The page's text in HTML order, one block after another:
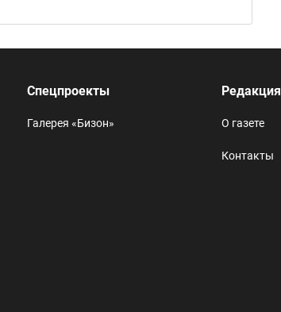
Спецпроекты
Галерея «Бизон»
Редакция
О газете
Контакты